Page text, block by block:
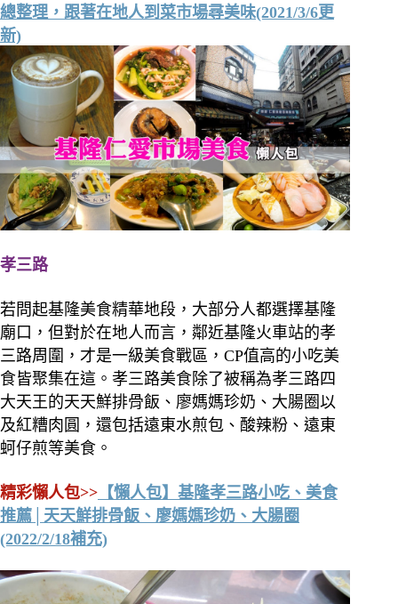
總整理，跟著在地人到菜市場尋美味(2021/3/6更
新)
孝三路
若問起基隆美食精華地段，大部分人都選擇基隆
廟口，但對於在地人而言，鄰近基隆火車站的孝
三路周圍，才是一級美食戰區，CP值高的小吃美
食皆聚集在這。孝三路美食除了被稱為孝三路四
大天王的天天鮮排骨飯、廖媽媽珍奶、大腸圈以
及紅糟肉圓，還包括遠東水煎包、酸辣粉、遠東
蚵仔煎等美食。
精彩懶人包>> 【懶人包】基隆孝三路小吃、美食
推薦│天天鮮排骨飯、廖媽媽珍奶、大腸圈
(2022/2/18補充)